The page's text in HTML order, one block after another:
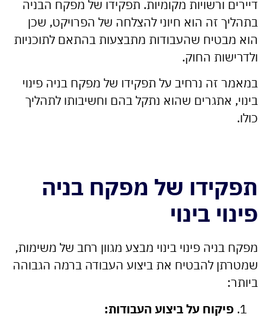
דיירים ורשויות מקומיות. תפקידו של מפקח הבניה
בתהליך זה הוא חיוני להצלחה של הפרויקט, שכן
הוא מבטיח שהעבודות מתבצעות בהתאם לתוכניות
ולדרישות החוק.
במאמר זה נרחיב על תפקידו של מפקח בניה פינוי
בינוי, אתגרים שהוא נתקל בהם וחשיבותו לתהליך
כולו.
תפקידו של מפקח בניה
פינוי בינוי
מפקח בניה פינוי בינוי מבצע מגוון רחב של משימות,
שמטרתן להבטיח את ביצוע העבודה ברמה הגבוהה
ביותר:
פיקוח על ביצוע העבודות: